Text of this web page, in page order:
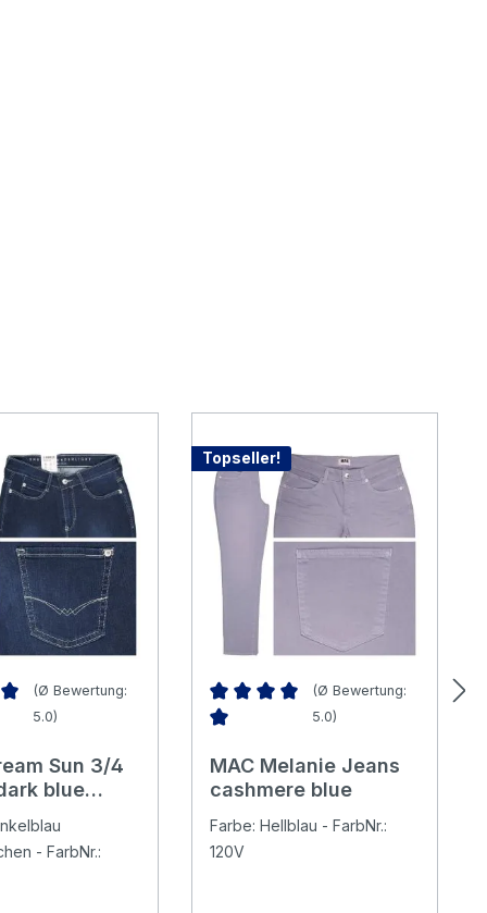
(Ø Bewertung:
5.0)
Sun 3/4
blue
- FarbNr.:
Topseller!
(Ø Bewertung:
5.0)
MAC Melanie Jeans
cashmere blue
Farbe: Hellblau - FarbNr.:
120V